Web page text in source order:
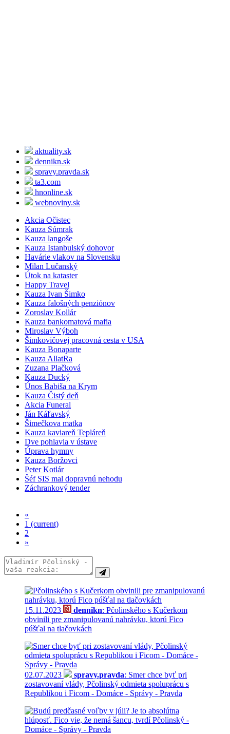
aktuality.sk
dennikn.sk
spravy.pravda.sk
ta3.com
hnonline.sk
webnoviny.sk
Akcia Očistec
Kauza Súmrak
Kauza langoše
Kauza Istanbulský dohovor
Havárie vlakov na Slovensku
Milan Lučanský
Útok na kataster
Happy Travel
Kauza Ivan Šimko
Kauza falošných penziónov
Zoroslav Kollár
Kauza bankomatová mafia
Miroslav Výboh
Šimkovičovej pracovná cesta v USA
Kauza Bonaparte
Kauza AllatRa
Zuzana Plačková
Kauza Ducký
Únos Babiša na Krym
Kauza Čistý deň
Akcia Funeral
Ján Káľavský
Šimečkova matka
Kauza kaviareň Tepláreň
Dve pohlavia v ústave
Úprava hymny
Kauza Boržovci
Peter Kotlár
Šéf SIS mal dopravnú nehodu
Záchrankový tender
«
1 (current)
2
»
15.11.2023 dennikn: Pčolinského s Kučerkom
obvinili pre zmanipulovanú nahrávku, ktorú Fico
púšťal na tlačovkách
02.07.2023 spravy.pravda: Smer chce byť pri
zostavovaní vlády, Pčolinský odmieta spoluprácu s
Republikou i Ficom - Domáce - Správy - Pravda